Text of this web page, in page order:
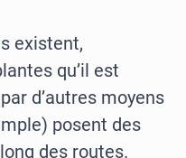
existent,
qu’il est
d’autres moyens
posent des
des routes.